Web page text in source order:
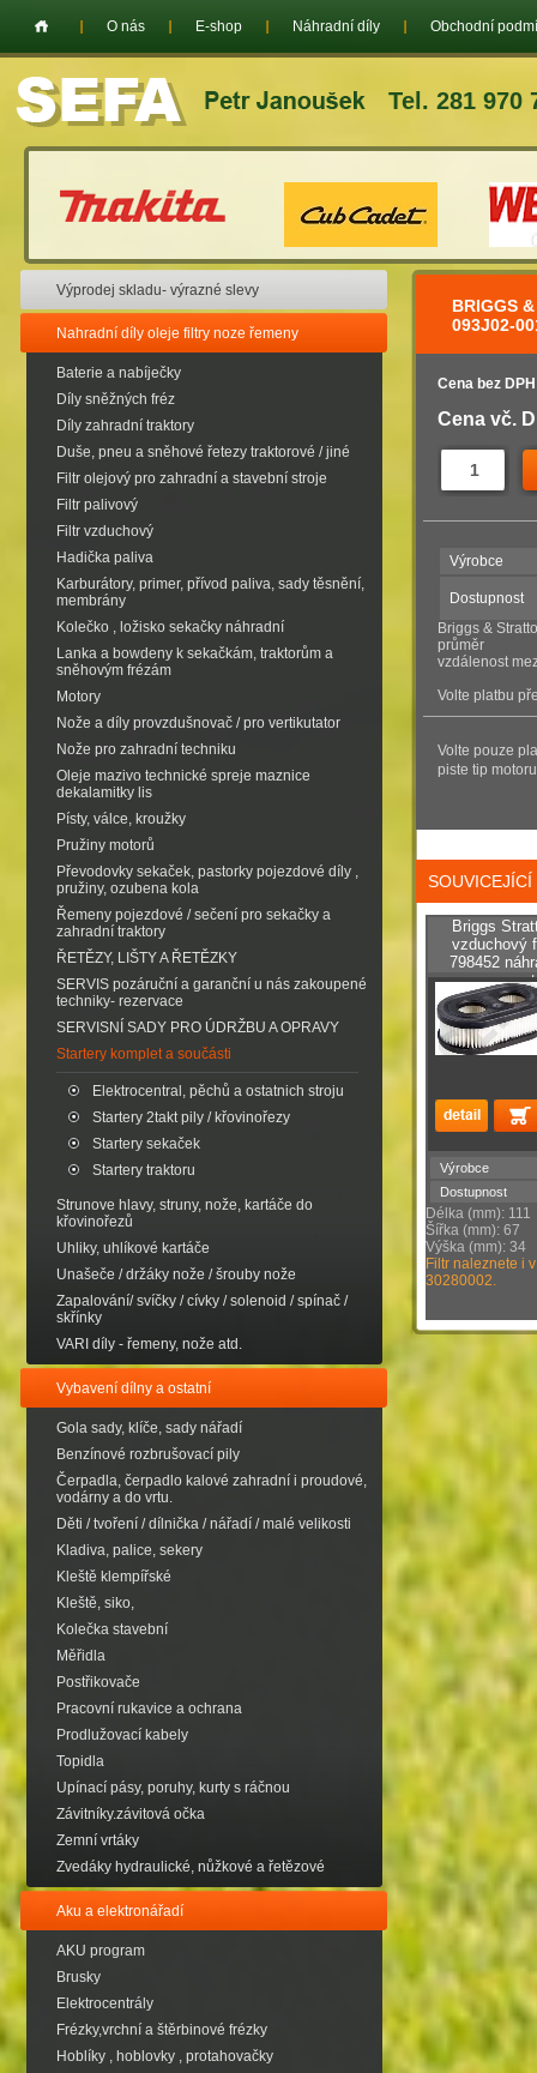
Tel. 281 970
O nás E-shop Náhradní díly Obchodní
Výprodej skladu- výrazné slevy
Nahradní díly oleje filtry noze řemeny
Baterie a nabíječky
Díly sněžných fréz
Díly zahradní traktory
Duše, pneu a sněhové řetezy traktorové / jiné
Filtr olejový pro zahradní a stavební stroje
Filtr palivový
Filtr vzduchový
Hadička paliva
Karburátory, primer, přívod paliva, sady těsnění,
membrány
Kolečko , ložisko sekačky náhradní
Lanka a bowdeny k sekačkám, traktorům a
sněhovým frézám
Motory
Nože a díly provzdušnovač / pro vertikutator
Nože pro zahradní techniku
Oleje mazivo technické spreje maznice
dekalamitky lis
Písty, válce, kroužky
Pružiny motorů
Převodovky sekaček, pastorky pojezdové díly ,
pružiny, ozubena kola
Řemeny pojezdové / sečení pro sekačky a
zahradní traktory
ŘETĚZY, LIŠTY A ŘETĚZKY
SERVIS pozáruční a garanční u nás zakoupené
techniky- rezervace
SERVISNÍ SADY PRO ÚDRŽBU A OPRAVY
Startery komplet a součásti
Elektrocentral, pěchů a ostatnich stroju
Startery 2takt pily / křovinořezy
Startery sekaček
Startery traktoru
Strunove hlavy, struny, nože, kartáče do
křovinořezů
Uhliky, uhlíkové kartáče
Unašeče / držáky nože / šrouby nože
Zapalování/ svíčky / cívky / solenoid / spínač /
skřínky
VARI díly - řemeny, nože atd.
Vybavení dílny a ostatní
Gola sady, klíče, sady nářadí
Benzínové rozbrušovací pily
Čerpadla, čerpadlo kalové zahradní i proudové,
vodárny a do vrtu.
Děti / tvoření / dílnička / nářadí / malé velikosti
Kladiva, palice, sekery
Kleště klempířské
Kleště, siko,
Kolečka stavební
Měřidla
Postřikovače
Pracovní rukavice a ochrana
Prodlužovací kabely
Topidla
Upínací pásy, poruhy, kurty s ráčnou
Závitníky.závitová očka
Zemní vrtáky
Zvedáky hydraulické, nůžkové a řetězové
Aku a elektronářadí
AKU program
Brusky
Elektrocentrály
Frézky,vrchní a štěrbinové frézky
Hoblíky , hoblovky , protahovačky
BRIGGS
093J02-
Cena bez
Cena vč.
Výrobce
Dostupnost
Briggs &
průměr
vzdálenost
Volte platbu
Volte pouze
piste tip motoru
Briggs
vzduchový
798452
Výrobce
Dostupnost
Délka (mm): 111
Šířka (mm): 67
Výška (mm): 34
Filtr naleznete i
30280002.